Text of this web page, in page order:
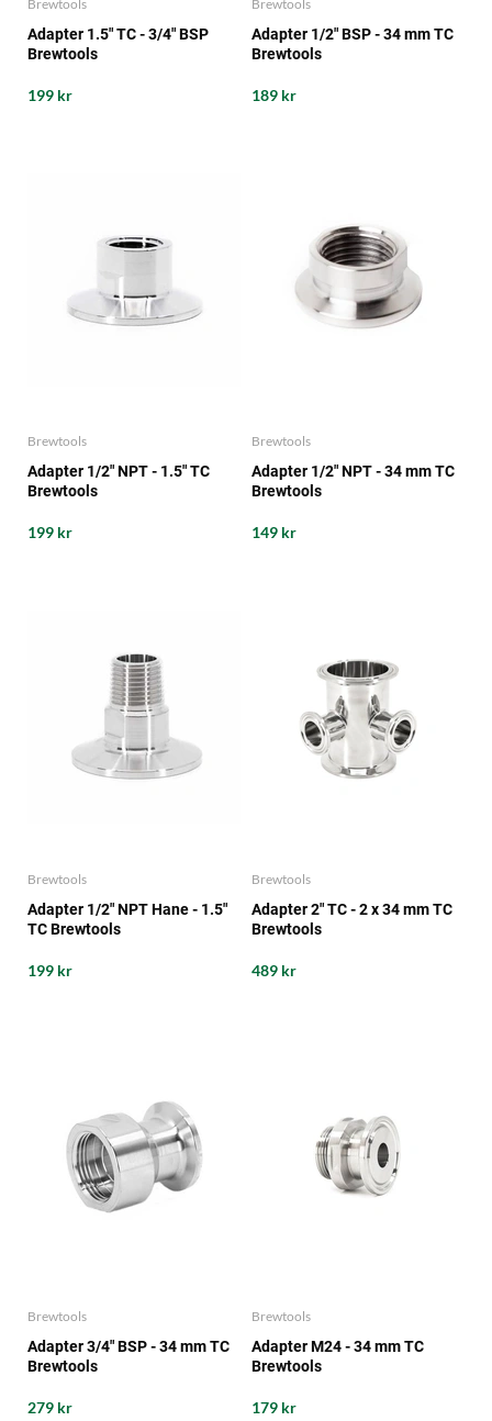
Brewtools
Adapter 1.5" TC - 3/4" BSP
Brewtools
199 kr
Brewtools
Adapter 1/2" BSP - 34 mm TC
Brewtools
189 kr
Brewtools
Adapter 1/2" NPT - 1.5" TC
Brewtools
199 kr
Brewtools
Adapter 1/2" NPT - 34 mm TC
Brewtools
149 kr
Brewtools
Adapter 1/2" NPT Hane - 1.5"
TC Brewtools
199 kr
Brewtools
Adapter 2" TC - 2 x 34 mm TC
Brewtools
489 kr
Brewtools
Adapter 3/4" BSP - 34 mm TC
Brewtools
279 kr
Brewtools
Adapter M24 - 34 mm TC
Brewtools
179 kr